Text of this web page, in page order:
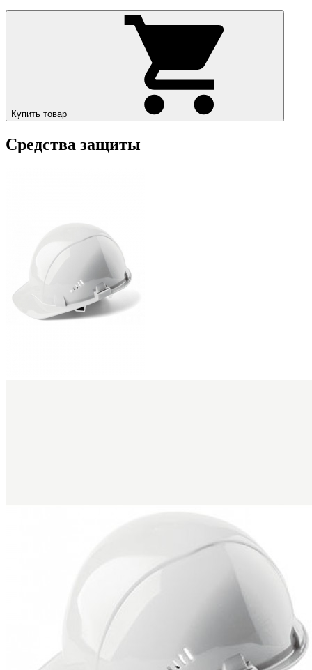
Купить товар
Средства защиты